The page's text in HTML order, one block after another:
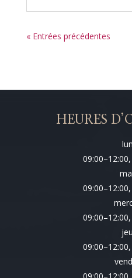
« Entrées précédentes
HEURES